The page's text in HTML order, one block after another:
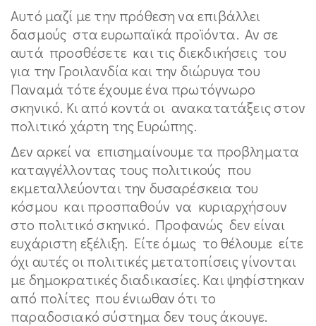
Αυτό μαζί με την πρόθεση να επιβάλλει
δασμούς στα ευρωπαϊκά προϊόντα. Αν σε
αυτά προσθέσετε και τις διεκδικήσεις του
για την Γροιλανδία και την διώρυγα του
Παναμά τότε έχουμε ένα πρωτόγνωρο
σκηνικό. Κι από κοντά οι ανακατατάξεις στον
πολιτικό χάρτη της Ευρώπης.
Δεν αρκεί να επισημαίνουμε τα προβληματα
καταγγέλλοντας τους πολιτικούς που
εκμεταλλεύονται την δυσαρέσκεια του
κόσμου και προσπαθούν να κυριαρχήσουν
στο πολιτικό σκηνικό. Προφανώς δεν είναι
ευχάριστη εξέλιξη. Είτε όμως το θέλουμε είτε
όχι αυτές οι πολιτικές μετατοπίσεις γίνονται
με δημοκρατικές διαδικασίες. Και ψηφίστηκαν
από πολίτες που ένιωθαν ότι το
παραδοσιακό σύστημα δεν τους άκουγε.